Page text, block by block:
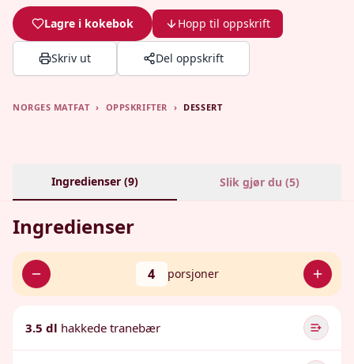
Lagre i kokebok Hopp til oppskrift
Skriv ut Del oppskrift
NORGES MATFAT › OPPSKRIFTER › DESSERT
Ingredienser (9) Slik gjør du (5)
Ingredienser
4 porsjoner
3.5 dl hakkede tranebær